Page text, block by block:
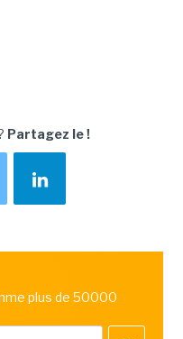
Partagez le !
plus de 50000